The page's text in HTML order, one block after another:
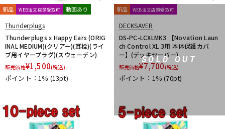
1st PLACE 360 Reality Audio
RELAB Development
FREQPORT
Glorious
Minimal Audio
cmf by NOTHING
新品 WEB注文店頭受取可 動画あり
Thunderplugs
Thunderplugs x Happy Ears (ORIG
INAL MEDIUM)(クリアー)(耳栓)(ライ
ブ用イヤープラグ)(スウェーデン)
販売価格¥1,500(税込)
ポイント：1% (13pt)
SOLD OUT
新品 WEB注文店頭受取可
DECKSAVER
DS-PC-LCXLMK3 【Novation Laun
ch Control XL 3用 本体保護カバ
ー】(デッキセーバー)
販売価格¥7,700(税込)
ポイント：1%(70pt)